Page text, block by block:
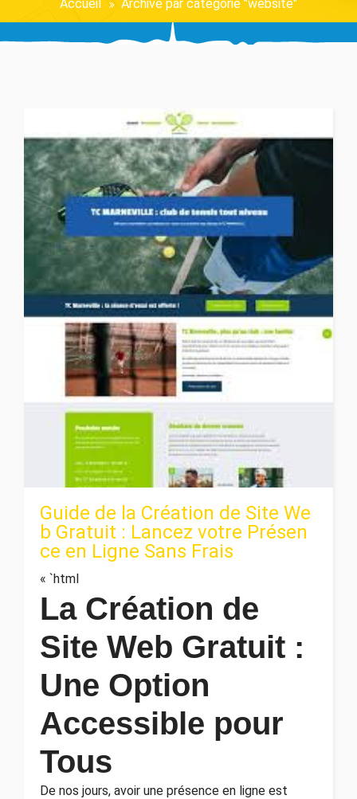
Accueil Archive par catégorie "website"
Guide de la Création de Site We
b Gratuit : Lancez votre Présen
ce en Ligne Sans Frais
« `html
La Création de
Site Web Gratuit :
Une Option
Accessible pour
Tous
De nos jours, avoir une présence en ligne est